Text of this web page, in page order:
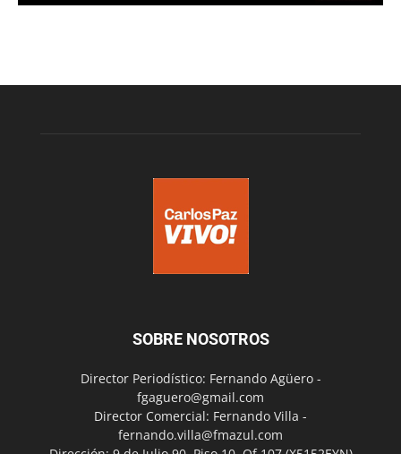
SOBRE NOSOTROS
Director Periodístico: Fernando Agüero -
fgaguero@gmail.com
Director Comercial: Fernando Villa -
fernando.villa@fmazul.com